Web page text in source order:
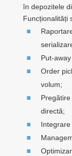
în depozitele
Funcționalități
Put-
Order
volum;
directă;